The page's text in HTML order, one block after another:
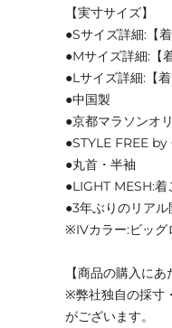
【実寸サイズ】
●Sサイズ詳細:【
●Mサイズ詳細:【
●Lサイズ詳細:【
●中国製
●京都マラソンオ
●STYLE FREE
●丸首・半袖
●LIGHT MESH:着
●3年ぶりのリア
※IVカラー:ビッグ
【商品の購入にあ
※弊社独自の採寸
がございます。